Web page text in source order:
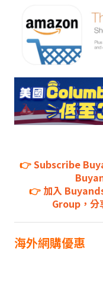
👉Subscribe
👉 加入
Group，分
海外網購優惠